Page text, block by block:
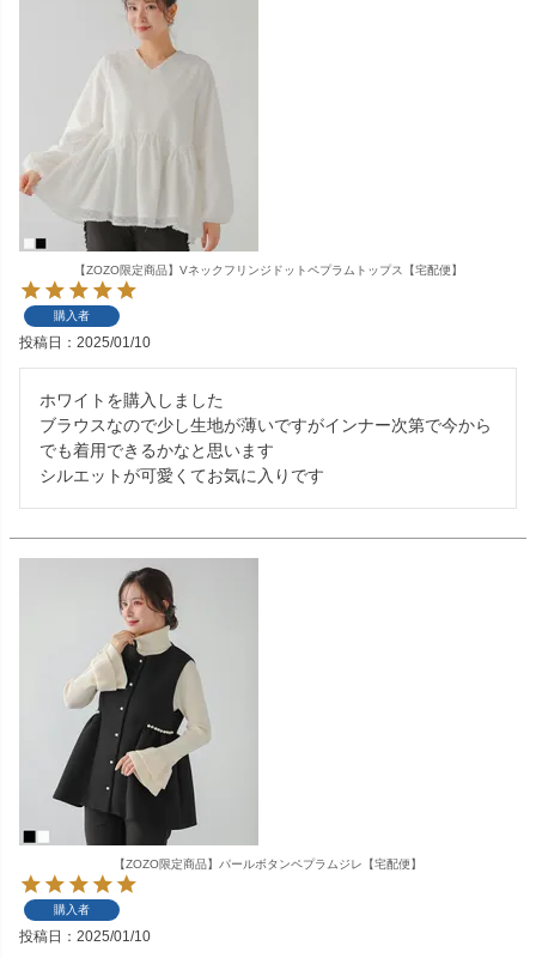
【ZOZO限定商品】Vネックフリンジドットペプラムトップス【宅配便】
購入者
投稿日 2025/01/10
ホワイトを購入しました
ブラウスなので少し生地が薄いですがインナー次第で今から
でも着用できるかなと思います
【ZOZO限定商品】パールボタンペプラムジレ【宅配便】
購入者
投稿日 2025/01/10